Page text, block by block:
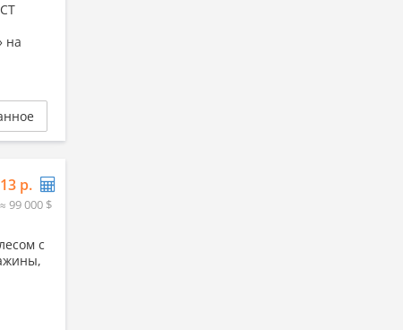
на
р.
≈ 99 000 $
с